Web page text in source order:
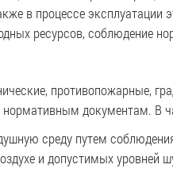
в процессе
ресурсов, соблюдение
противопожарные,
документам. В
среду путем
и допустимых уровней